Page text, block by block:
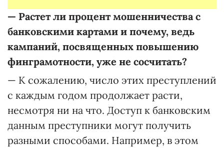
— Растет ли процент мошенничества с
банковскими картами и почему, ведь
кампаний, посвященных повышению
финграмотности, уже не сосчитать?
— К сожалению, число этих преступлений
с каждым годом продолжает расти,
несмотря ни на что. Доступ к банковским
данным преступники могут получить
разными способами. Например, в этом